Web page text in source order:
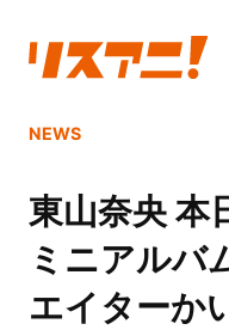
NEWS
東山奈央 本
ミニアルバ
エイターか